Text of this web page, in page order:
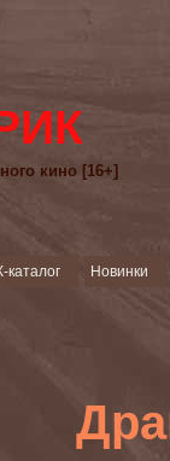
кино [16+]
каталог Новинки